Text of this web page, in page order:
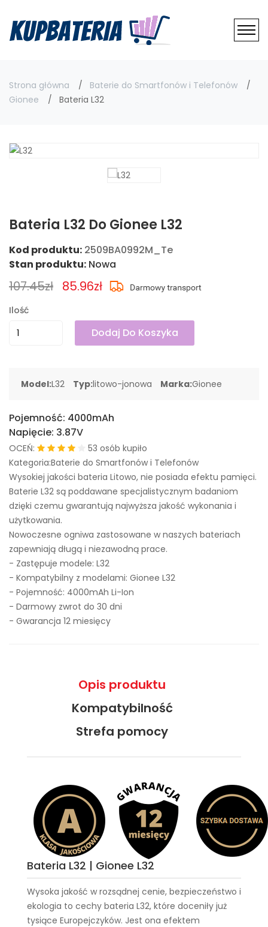
Strona główna
Baterie do Smartfonów i Telefonów
Gionee
Bateria L32
Bateria L32 Do Gionee L32
Kod produktu: 2509BA0992M_Te
Stan produktu: Nowa
107.45zł 85.96zł
Ilość
Dodaj Do Koszyka
Model:L32 Typ:litowo-jonowa Marka:Gionee
Pojemność: 4000mAh
Napięcie: 3.87V
OCEŃ:
53 osób kupiło
Kategoria:Baterie do Smartfonów i Telefonów
Wysokiej jakości bateria Litowo, nie posiada efektu pamięci.
Baterie L32 są poddawane specjalistycznym badaniom
dzięki czemu gwarantują najwyższa jakość wykonania i
użytkowania.
Nowoczesne ogniwa zastosowane w naszych bateriach
zapewniają długą i niezawodną prace.
- Zastępuje modele: L32
- Kompatybilny z modelami: Gionee L32
- Pojemność: 4000mAh Li-Ion
- Darmowy zwrot do 30 dni
- Gwarancja 12 miesięcy
Opis produktu
Kompatybilność
Strefa pomocy
Bateria L32 | Gionee L32
Wysoka jakość w rozsądnej cenie, bezpieczeństwo i
ekologia to cechy bateria L32, które doceniły już
tysiące Europejczyków. Jest ona efektem